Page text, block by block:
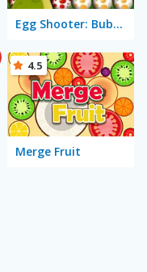
Egg Shooter: Bubble Dinosaur
Merge Fruit
4.5